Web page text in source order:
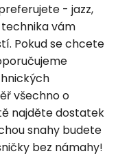
- jazz,
vám
Pokud se chcete
všechno o
najděte dostatek
snahy budete
bez námahy!